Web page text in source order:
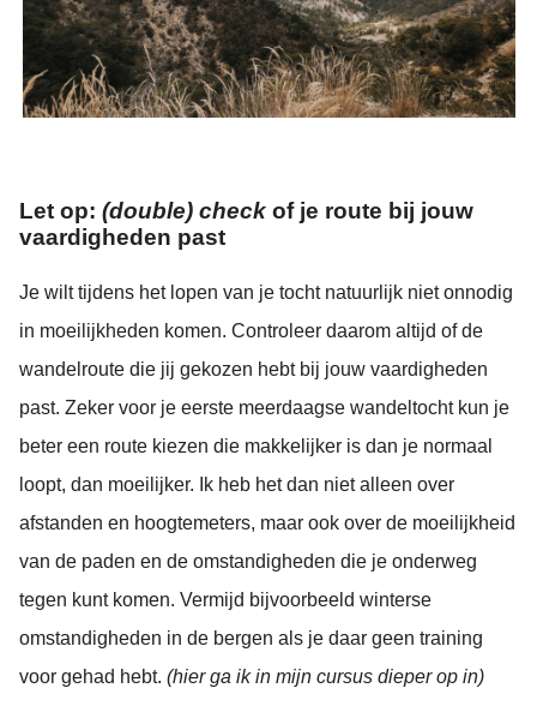
Let op: (double) check of je route bij jouw
vaardigheden past
Je wilt tijdens het lopen van je tocht natuurlijk niet onnodig
in moeilijkheden komen. Controleer daarom altijd of de
wandelroute die jij gekozen hebt bij jouw vaardigheden
past. Zeker voor je eerste meerdaagse wandeltocht kun je
beter een route kiezen die makkelijker is dan je normaal
loopt, dan moeilijker. Ik heb het dan niet alleen over
afstanden en hoogtemeters, maar ook over de moeilijkheid
van de paden en de omstandigheden die je onderweg
tegen kunt komen. Vermijd bijvoorbeeld winterse
omstandigheden in de bergen als je daar geen training
voor gehad hebt. (hier ga ik in mijn cursus dieper op in)